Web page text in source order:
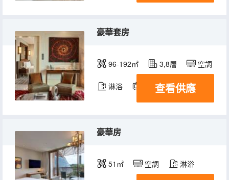
豪華套房
96-192㎡ 3,8層 空調
淋浴 電視機
查看供應
豪華房
51㎡ 空調 淋浴